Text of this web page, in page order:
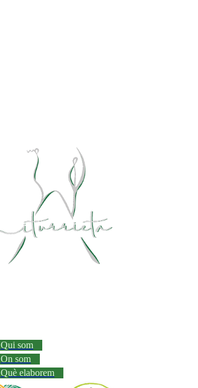
Qui som
On som
Què elaborem